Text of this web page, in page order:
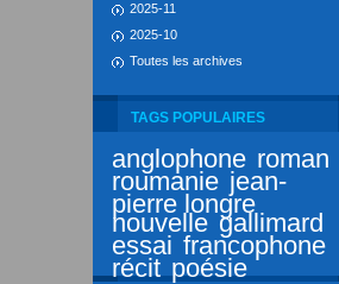
2025-11
2025-10
Toutes les archives
TAGS POPULAIRES
anglophone roman
roumanie jean-
pierre longre
nouvelle gallimard
essai francophone
récit poésie